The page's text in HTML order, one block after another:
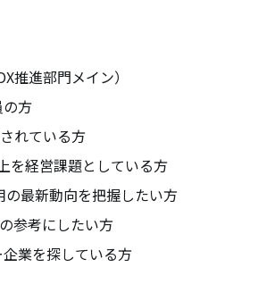
推進部門メイン）
方
れている方
を経営課題としている方
最新動向を把握したい方
参考にしたい方
業を探している方